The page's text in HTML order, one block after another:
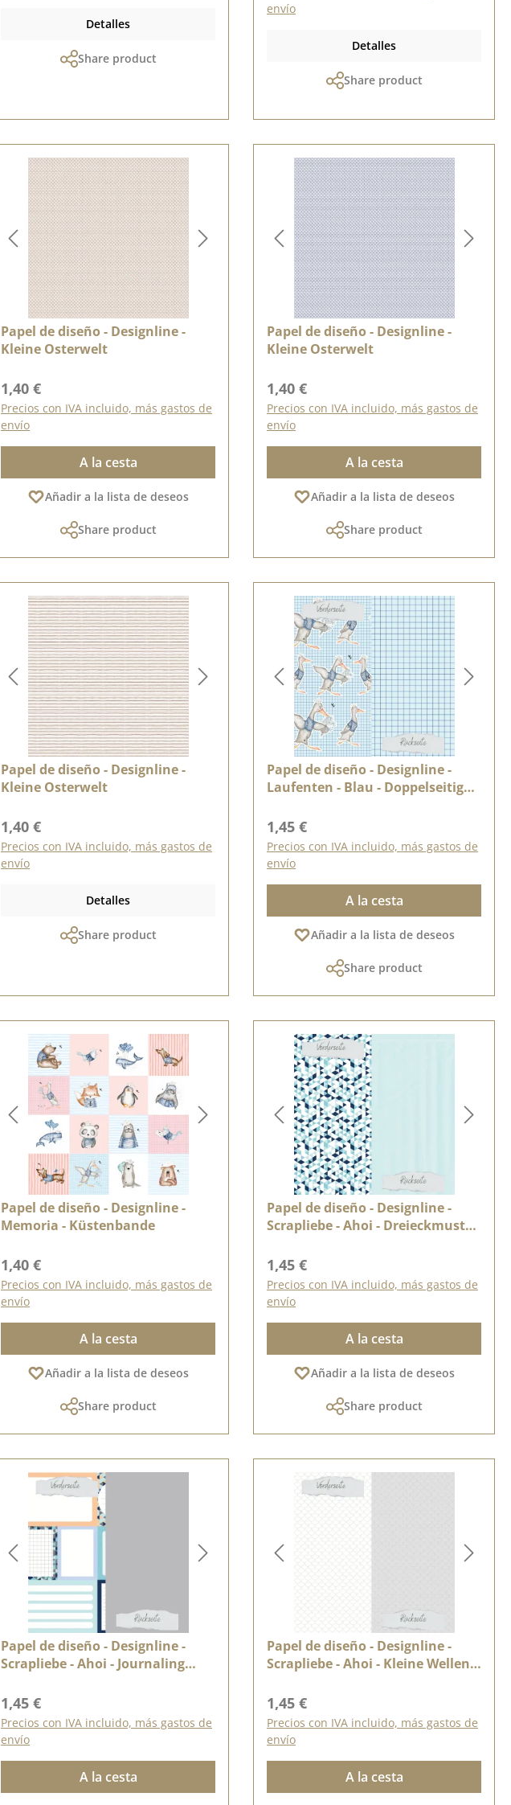
Detalles
Share product
envío
Detalles
Share product
Papel de diseño - Designline -
Kleine Osterwelt
Precio normal:
1,40 €
Precios con IVA incluido, más gastos de
envío
A la cesta
Añadir a la lista de deseos
Share product
Papel de diseño - Designline -
Kleine Osterwelt
Precio normal:
1,40 €
Precios con IVA incluido, más gastos de
envío
A la cesta
Añadir a la lista de deseos
Share product
Papel de diseño - Designline -
Kleine Osterwelt
Precio normal:
1,40 €
Precios con IVA incluido, más gastos de
envío
Detalles
Share product
Papel de diseño - Designline -
Laufenten - Blau - Doppelseitig
Precio normal:
1,45 €
Precios con IVA incluido, más gastos de
envío
A la cesta
Añadir a la lista de deseos
Share product
Papel de diseño - Designline -
Memoria - Küstenbande
Precio normal:
1,40 €
Precios con IVA incluido, más gastos de
envío
A la cesta
Añadir a la lista de deseos
Share product
Papel de diseño - Designline -
Scrapliebe - Ahoi - Dreieckmuster
Precio normal:
1,45 €
Precios con IVA incluido, más gastos de
envío
A la cesta
Añadir a la lista de deseos
Share product
Papel de diseño - Designline -
Scrapliebe - Ahoi - Journaling
Precio normal:
1,45 €
Precios con IVA incluido, más gastos de
envío
A la cesta
Papel de diseño - Designline -
Scrapliebe - Ahoi - Kleine Wellen -
Precio normal:
1,45 €
Precios con IVA incluido, más gastos de
envío
A la cesta